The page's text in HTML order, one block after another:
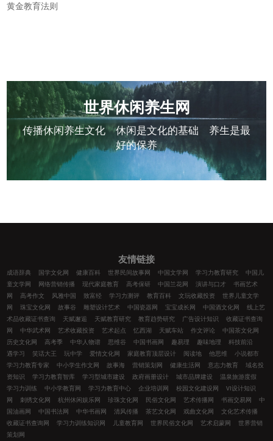
黄金教育法则
世界休闲养生网
传播休闲养生文化 休闲是文化的基础 养生是最
好的保养
友情链接
成语辞典 国学文化网 健康百科 世界民间故事网 中国文学网 学习力教育研究
中国儿
童文学网
网络营销传播 现代家庭教育 高考保研 中国兰花网 演讲与口才
书画艺术
网
高考作文 风雅中国 致富经 学习力测评 教育百科 文玩收藏投资
世界儿童文学
网
珠宝文化网 故事谷 雕塑设计艺术 中国瓷器网 宝宝成长网 中国酒文化网
线上艺
术品收藏证书查询
天赋邂逅 天赋教育研究 教育趋势研究 广告设计知识
收藏证书查询
网
中华武术网 艺术收藏投资 艺术起点 忆西湖 天赋车站 作文评论
中国茶文化网
历史文化网
高考季 中华人物谱 思维谷 中国书画网 趣易理 趣味地理
科技前沿
遇学习
笑话大王 玩中学 爱情文化网 家庭教育顶层设计 阅读地 他思维
小说都市
学习力教育专家
中小学生作文网 故事海 营销策划网 健康生活网 意志力教育
域名投
资知识
学习力教育智库 学习型城市建设 政府画册设计 城市品牌建设
温泉旅游度假
学习力训练
中小学教育网 学习力教育中心 企业培训网 校园文化建设网
VI设计知识
网
刺绣文化网 杭州休闲娱乐网 珍珠文化网 民俗文化网 艺术传播网 书画交易网
中
国油画网
中国书法网 中华书画网 清风传播 茶艺文化网 戏曲文化网
文化艺术传播
收藏证书查询网
学习力训练知识网 儿童教育网 世界民俗文化网 艺术启蒙网
世界营销
策划网